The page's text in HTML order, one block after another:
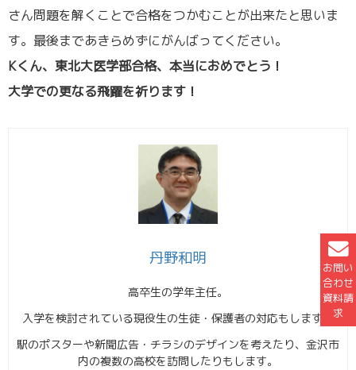
お問い
合わせ
資料請
求
さん問題を解くことで合格をつかむことが出来たと思いま
す。最後まであきらめずにがんばってください。
Kくん、東北大医学部合格、本当におめでとう！
大学での更なる飛躍を祈ります！
丹野和明
高卒生の学年主任。
入学を検討されている現役生の生徒・保護者の対応もします。
駅のポスターや新聞広告・チラシのデザインを考えたり、金沢市
内の複数の高校を訪問したりもします。